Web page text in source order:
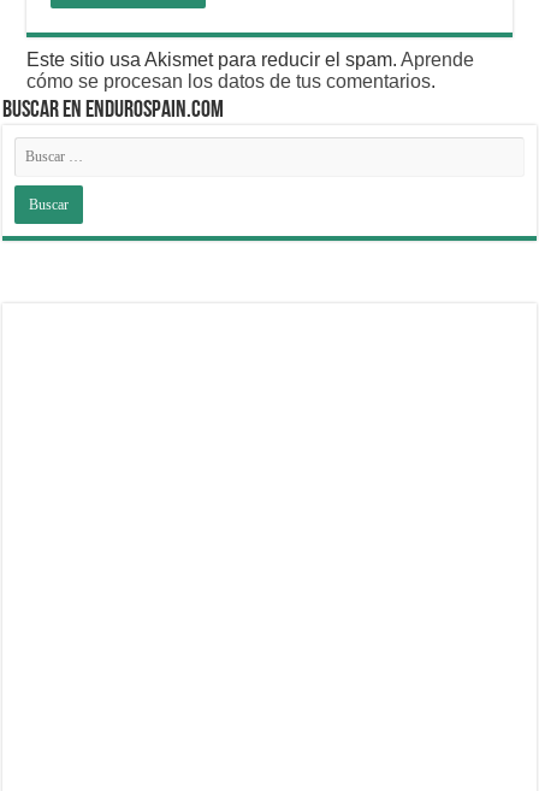
Este sitio usa Akismet para reducir el spam.Aprende
cómo se procesan los datos de tus comentarios.
BUSCAR EN ENDUROSPAIN.COM